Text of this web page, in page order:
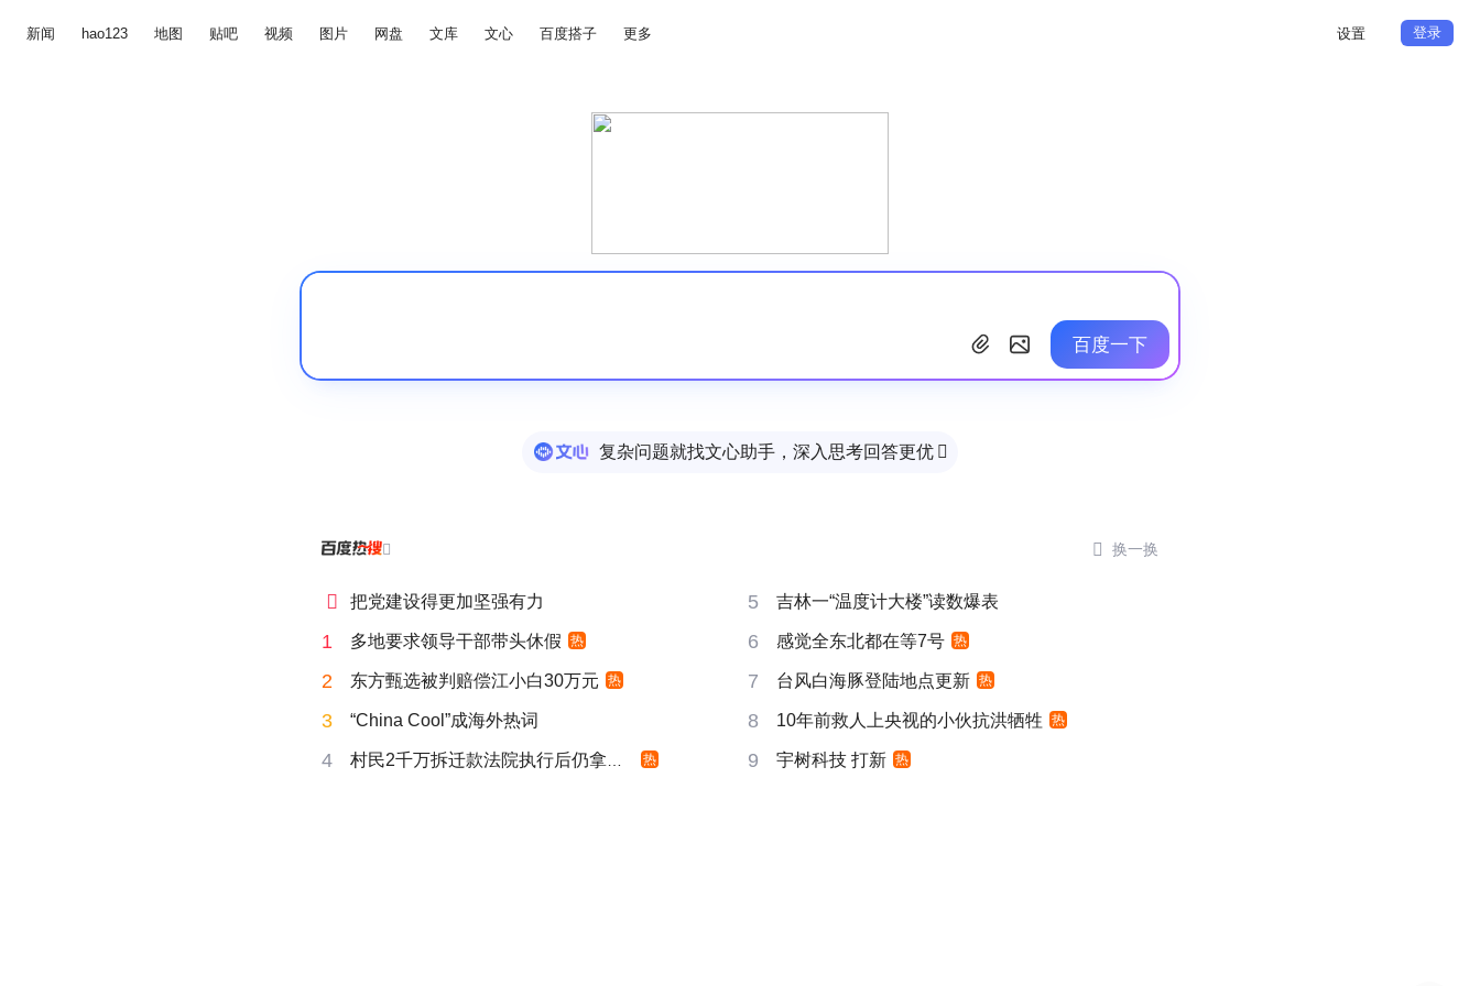
新闻 hao123 地图 贴吧 视频 图片 网盘 文库 文心 百度搭子 更多 设置 登录
百度一下
复杂问题就找文心助手，深入思考回答更优 
  换一换
 把党建设得更加坚强有力 5 吉林一“温度计大楼”读数爆表
1 多地要求领导干部带头休假 热 6 感觉全东北都在等7号 热
2 东方甄选被判赔偿江小白30万元 热 7 台风白海豚登陆地点更新 热
3 “China Cool”成海外热词 8 10年前救人上央视的小伙抗洪牺牲 热
4 村民2千万拆迁款法院执行后仍拿不到 热 9 宇树科技 打新 热